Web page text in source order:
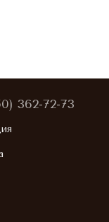
362-72-73